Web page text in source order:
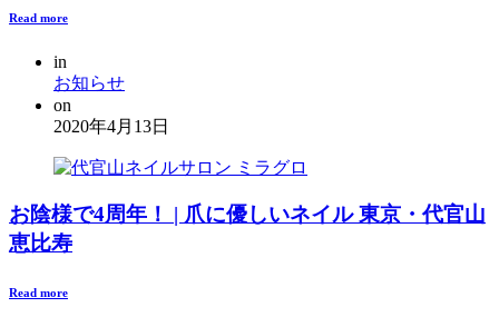
Read more
in
お知らせ
on
2020年4月13日
お陰様で4周年！ | 爪に優しいネイル 東京・代官山
恵比寿
Read more